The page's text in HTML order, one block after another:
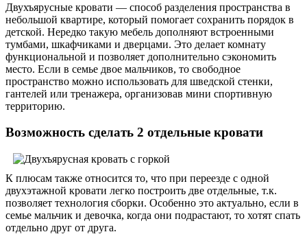
Двухъярусные кровати — способ разделения пространства в
небольшой квартире, который помогает сохранить порядок в
детской. Нередко такую мебель дополняют встроенными
тумбами, шкафчиками и дверцами. Это делает комнату
функциональной и позволяет дополнительно сэкономить
место. Если в семье двое мальчиков, то свободное
пространство можно использовать для шведской стенки,
гантелей или тренажера, организовав мини спортивную
территорию.
Возможность сделать 2 отдельные кровати
К плюсам также относится то, что при переезде с одной
двухэтажной кровати легко построить две отдельные, т.к.
позволяет технология сборки. Особенно это актуально, если в
семье мальчик и девочка, когда они подрастают, то хотят спать
отдельно друг от друга.